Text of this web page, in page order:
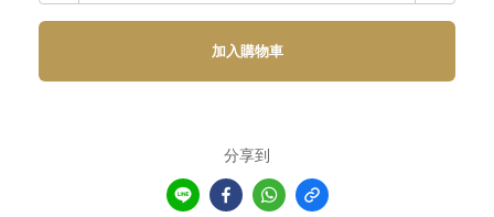
加入購物車
分享到